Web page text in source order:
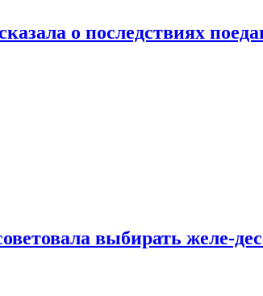
о последствиях
выбирать желе-